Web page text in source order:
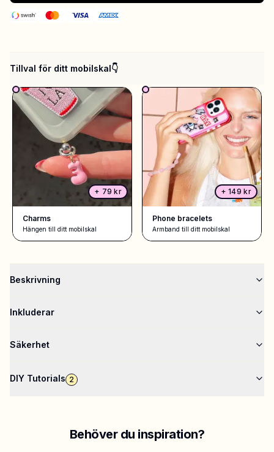
Tillval för ditt mobilskal👇
+ 79 kr
Charms
Hängen till ditt mobilskal
+149 kr
Phone bracelets
Armband till ditt mobilskal
Beskrivning
Inkluderar
Säkerhet
DIY Tutorials 2
Behöver du inspiration?